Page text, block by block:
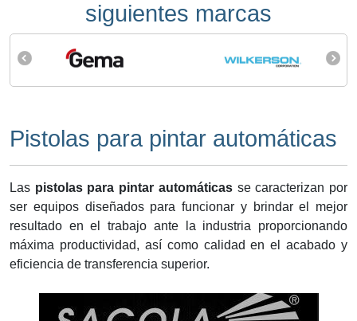
siguientes marcas
Pistolas para pintar automáticas
Las pistolas para pintar automáticasse caracterizan por
ser equipos diseñados para funcionar y brindar el mejor
resultado en el trabajo ante la industria proporcionando
máxima productividad, así como calidad en el acabado y
eficiencia de transferencia superior.